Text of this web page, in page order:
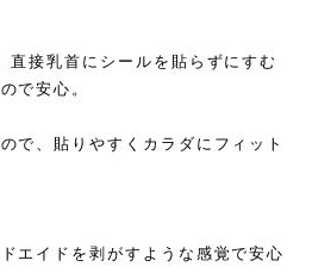
直接乳首にシールを貼らずにすむ
で安心。
で、貼りやすくカラダにフィット
エイドを剥がすような感覚で安心